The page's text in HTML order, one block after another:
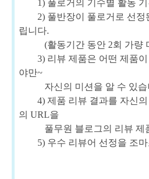
1) 풀로거의 기수별 활동 기
2) 풀반장이 풀로거로 선정
립니다.
(활동기간 동안 2회 가량
3) 리뷰 제품은 어떤 제품이
야만~
자신의 미션을 알 수 있습
4) 제품 리뷰 결과를 자신의
의 URL을
풀무원 블로그의 리뷰 제
5) 우수 리뷰어 선정을 조마